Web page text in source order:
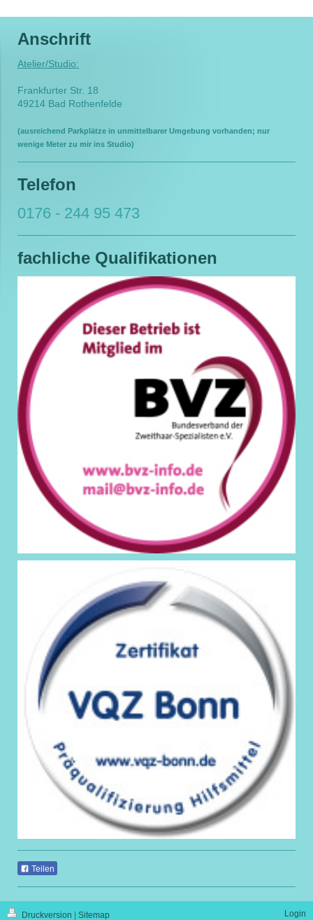
Anschrift
Atelier/Studio:
Frankfurter Str. 18
49214 Bad Rothenfelde
(ausreichend Parkplätze in unmittelbarer Umgebung vorhanden; nur
wenige Meter zu mir ins Studio)
Telefon
0176 - 244 95 473
fachliche Qualifikationen
Teilen
Druckversion Sitemap Login